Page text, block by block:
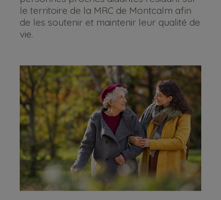
le territoire de la MRC de Montcalm afin
de les soutenir et maintenir leur qualité de
vie.